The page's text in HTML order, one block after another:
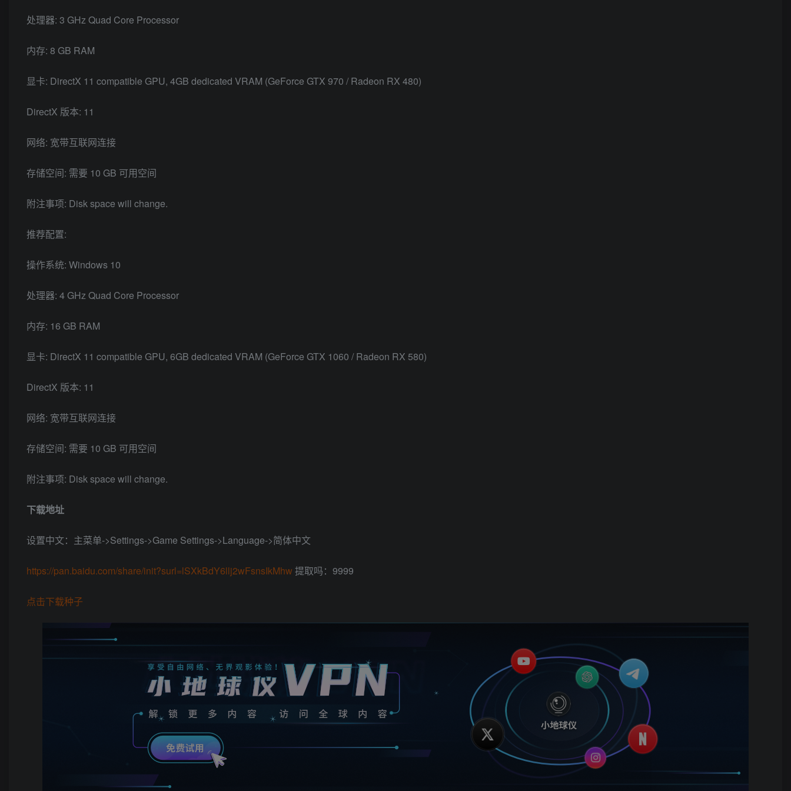
处理器: 3 GHz Quad Core Processor
内存: 8 GB RAM
显卡: DirectX 11 compatible GPU, 4GB dedicated VRAM (GeForce GTX 970 / Radeon RX 480)
DirectX 版本: 11
网络: 宽带互联网连接
存储空间: 需要 10 GB 可用空间
附注事项: Disk space will change.
推荐配置:
操作系统: Windows 10
处理器: 4 GHz Quad Core Processor
内存: 16 GB RAM
显卡: DirectX 11 compatible GPU, 6GB dedicated VRAM (GeForce GTX 1060 / Radeon RX 580)
DirectX 版本: 11
网络: 宽带互联网连接
存储空间: 需要 10 GB 可用空间
附注事项: Disk space will change.
下载地址
设置中文：主菜单->Settings->Game Settings->Language->简体中文
https://pan.baidu.com/share/init?surl=lSXkBdY6llj2wFsnsIkMhw 提取吗：9999
点击下载种子